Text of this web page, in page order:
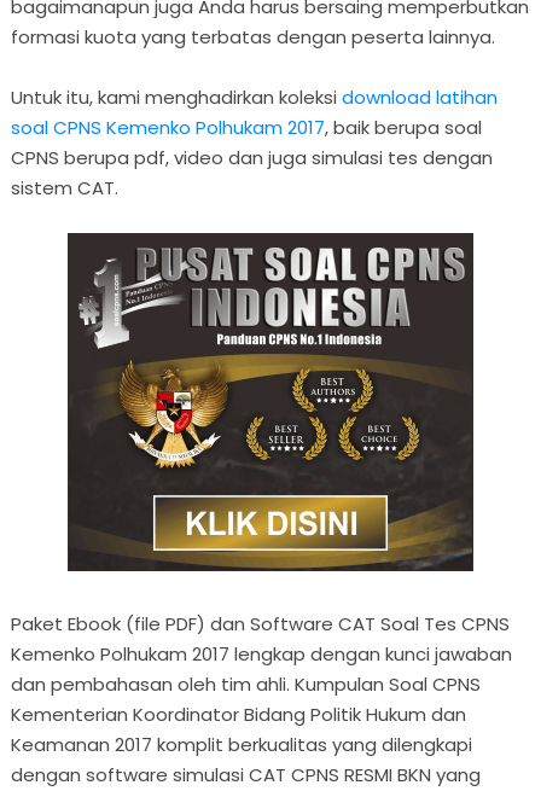
bagaimanapun juga Anda harus bersaing memperbutkan
formasi kuota yang terbatas dengan peserta lainnya.
Untuk itu, kami menghadirkan koleksi download latihan
soal CPNS Kemenko Polhukam 2017, baik berupa soal
CPNS berupa pdf, video dan juga simulasi tes dengan
sistem CAT.
Paket Ebook (file PDF) dan Software CAT Soal Tes CPNS
Kemenko Polhukam 2017 lengkap dengan kunci jawaban
dan pembahasan oleh tim ahli. Kumpulan Soal CPNS
Kementerian Koordinator Bidang Politik Hukum dan
Keamanan 2017 komplit berkualitas yang dilengkapi
dengan software simulasi CAT CPNS RESMI BKN yang